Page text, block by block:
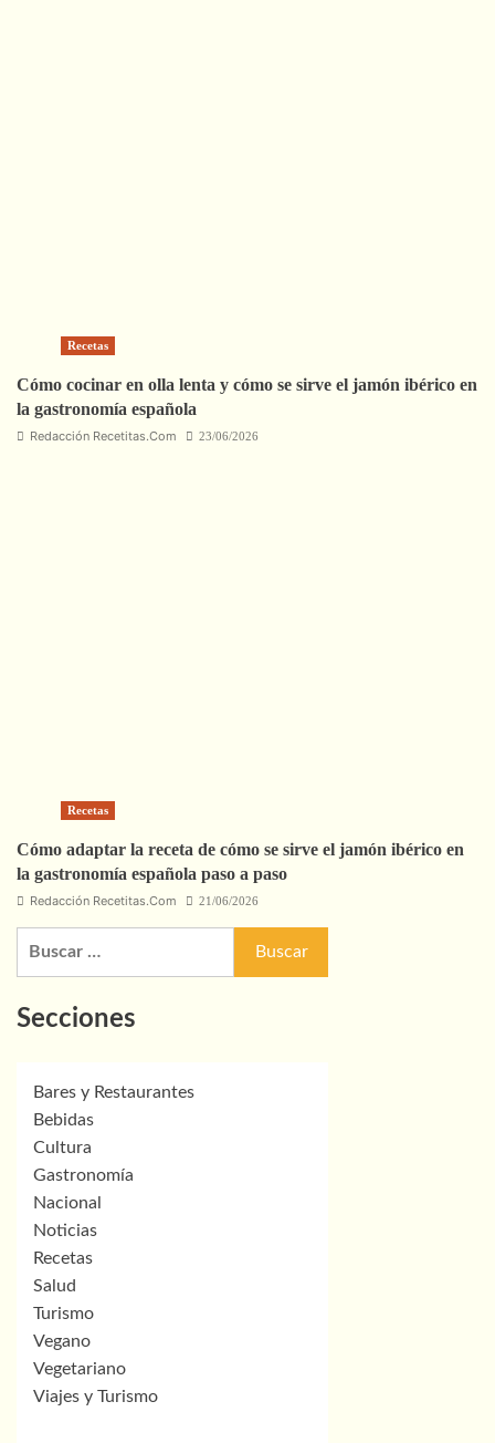
Recetas
Cómo cocinar en olla lenta y cómo se sirve el jamón ibérico en
la gastronomía española
Redacción Recetitas.Com 23/06/2026
Recetas
Cómo adaptar la receta de cómo se sirve el jamón ibérico en
la gastronomía española paso a paso
Redacción Recetitas.Com 21/06/2026
Secciones
Bares y Restaurantes
Bebidas
Cultura
Gastronomía
Nacional
Noticias
Recetas
Salud
Turismo
Vegano
Vegetariano
Viajes y Turismo